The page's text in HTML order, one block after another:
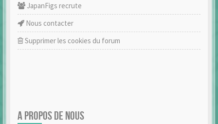
JapanFigs recrute
Nous contacter
Supprimer les cookies du forum
A PROPOS DE NOUS